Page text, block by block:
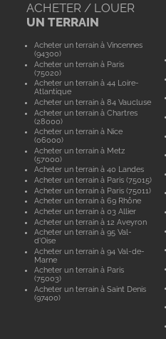
ACHETER / LOUER
UN TERRAIN
Acheter un terrain à Vincennes
(94300)
Acheter un terrain à Paris
(75020)
Acheter un terrain à 44 Loire-
Atlantique
Acheter un terrain à 84 Vaucluse
Acheter un terrain à Chartres
(28000)
Acheter un terrain à Nice
(06000)
Acheter un terrain à Metz
(57000)
Acheter un terrain à 40 Landes
Acheter un terrain à Paris (75015)
Acheter un terrain à Paris (75011)
Acheter un terrain à 69 Rhône
Acheter un terrain à 03 Allier
Acheter un terrain à 12 Aveyron
Acheter un terrain à 95 Val-
d'Oise
Acheter un terrain à 94 Val-de-
Marne
Acheter un terrain à Paris
(75003)
Acheter un terrain à Saint Denis
(97400)